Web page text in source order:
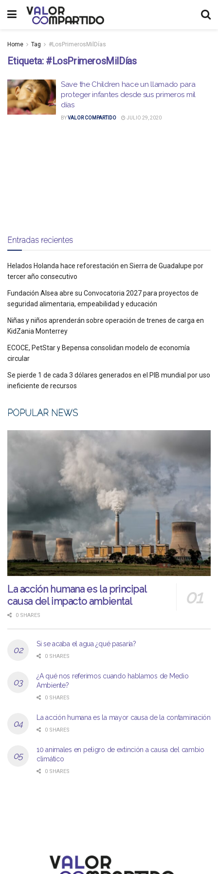
Home Tag #LosPrimerosMilDías
Etiqueta: #LosPrimerosMilDías
Save the Children hace un llamado para
proteger infantes desde sus primeros mil
días
BYVALOR COMPARTIDO JULIO 29, 2020
Entradas recientes
Helados Holanda hace reforestación en Sierra de Guadalupe por
tercer año consecutivo
Fundación Alsea abre su Convocatoria 2027 para proyectos de
seguridad alimentaria, empeabilidad y educación
Niñas y niños aprenderán sobre operación de trenes de carga en
KidZania Monterrey
ECOCE, PetStar y Bepensa consolidan modelo de economía
circular
Se pierde 1 de cada 3 dólares generados en el PIB mundial por uso
ineficiente de recursos
POPULAR NEWS
La acción humana es la principal
causa del impacto ambiental
0 SHARES
Si se acaba el agua ¿qué pasaría?
0 SHARES
¿A qué nos referimos cuando hablamos de Medio
Ambiente?
0 SHARES
La acción humana es la mayor causa de la contaminación
0 SHARES
10 animales en peligro de extinción a causa del cambio
climático
0 SHARES